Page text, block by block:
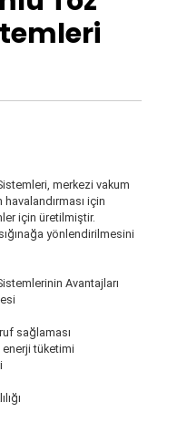
merkezi vakum
için
için üretilmiştir.
yönlendirilmesini
Avantajları
sağlaması
enerji tüketimi